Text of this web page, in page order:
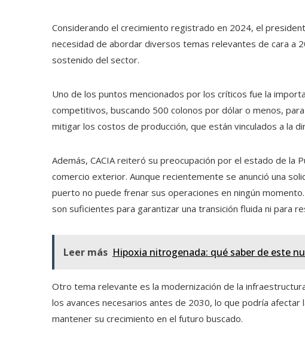
Considerando el crecimiento registrado en 2024, el
necesidad de abordar diversos temas relevantes de cara a
sostenido del sector.
Uno de los puntos mencionados por los críticos fue la
competitivos, buscando 500 colonos por dólar o menos,
mitigar los costos de producción, que están vinculados a la
Además, CACIA reiteró su preocupación por el estado de la
comercio exterior. Aunque recientemente se anunció una
puerto no puede frenar sus operaciones en ningún
son suficientes para garantizar una transición fluida ni para
Leer más Hipoxia nitrogenada: qué saber de este
Otro tema relevante es la modernización de la
los avances necesarios antes de 2030, lo que podría
mantener su crecimiento en el futuro buscado.